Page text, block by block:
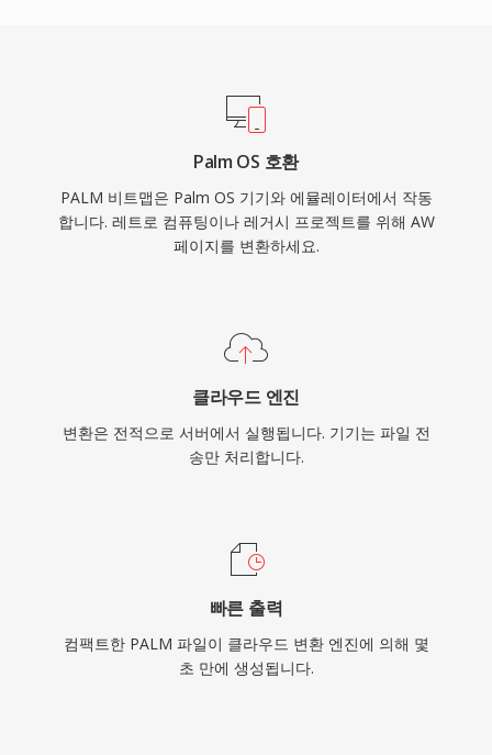
Palm OS 호환
PALM 비트맵은 Palm OS 기기와 에뮬레이터에서 작동
합니다. 레트로 컴퓨팅이나 레거시 프로젝트를 위해 AW
페이지를 변환하세요.
클라우드 엔진
변환은 전적으로 서버에서 실행됩니다. 기기는 파일 전
송만 처리합니다.
빠른 출력
컴팩트한 PALM 파일이 클라우드 변환 엔진에 의해 몇
초 만에 생성됩니다.